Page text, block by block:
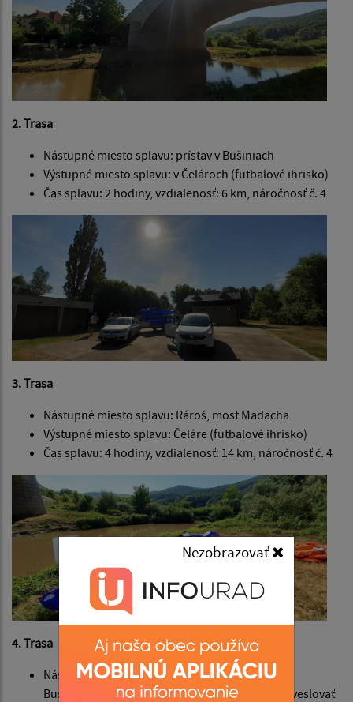
Nezobrazovať
2. Trasa
Nástupné miesto splavu: prístav v Bušiniach
Výstupné miesto splavu: v Čelároch (futbalové ihrisko)
Čas splavu: 2 hodiny, vzdialenosť: 6 km, náročnosť č. 4
3. Trasa
Nástupné miesto splavu: Rároš, most Madacha
Výstupné miesto splavu: Čeláre (futbalové ihrisko)
Čas splavu: 4 hodiny, vzdialenosť: 14 km, náročnosť č. 4
4. Trasa
Nástupné a výstupné miesto splavu: v prístave v
Bušinciach – pred Čeláre a späť s možnosťou vyveslovať